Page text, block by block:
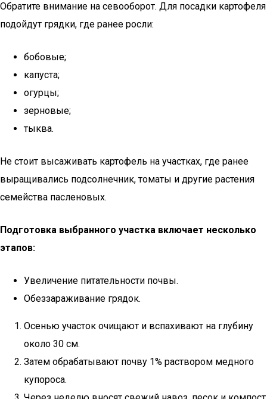
Обратите внимание на севооборот. Для посадки картофеля
подойдут грядки, где ранее росли:
бобовые;
капуста;
огурцы;
зерновые;
тыква.
Не стоит высаживать картофель на участках, где ранее
выращивались подсолнечник, томаты и другие растения
семейства пасленовых.
Подготовка выбранного участка включает несколько
этапов:
Увеличение питательности почвы.
Обеззараживание грядок.
Осенью участок очищают и вспахивают на глубину
около 30 см.
Затем обрабатывают почву 1% раствором медного
купороса.